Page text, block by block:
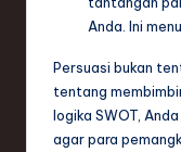
Anda. Ini
Persuasi bukan
tentang
logika SWOT,
agar para